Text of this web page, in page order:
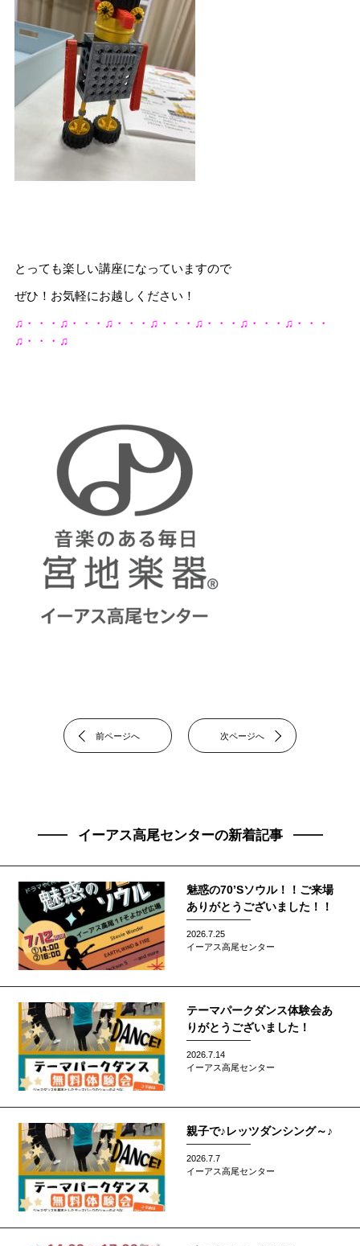
とっても楽しい講座になっていますので
ぜひ！お気軽にお越しください！
♫・・・♫・・・♫・・・♫・・・♫・・・♫・・・♫・・・
♫・・・♫
前ページへ 次ページへ
イーアス高尾センターの新着記事
魅惑の70’Sソウル！！ご来場
ありがとうございました！！
2026.7.25
イーアス高尾センター
テーマパークダンス体験会あ
りがとうございました！
2026.7.14
イーアス高尾センター
親子で♪レッツダンシング～♪
2026.7.7
イーアス高尾センター